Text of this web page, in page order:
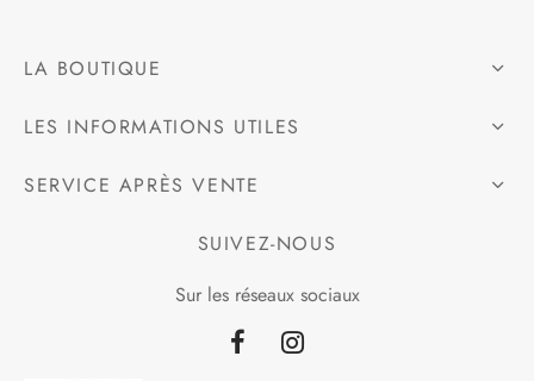
LA BOUTIQUE
LES INFORMATIONS UTILES
SERVICE APRÈS VENTE
SUIVEZ-NOUS
Sur les réseaux sociaux